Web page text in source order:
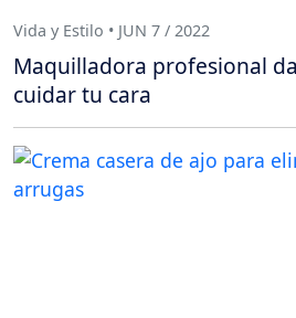
Vida y Estilo • JUN 7 / 2022
Maquilladora profesional
cuidar tu cara